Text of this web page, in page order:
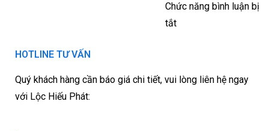
Chức năng bình luận bị
tắt
HOTLINE TƯ VẤN
Quý khách hàng cần báo giá chi tiết, vui lòng liên hệ ngay
với Lộc Hiếu Phát: